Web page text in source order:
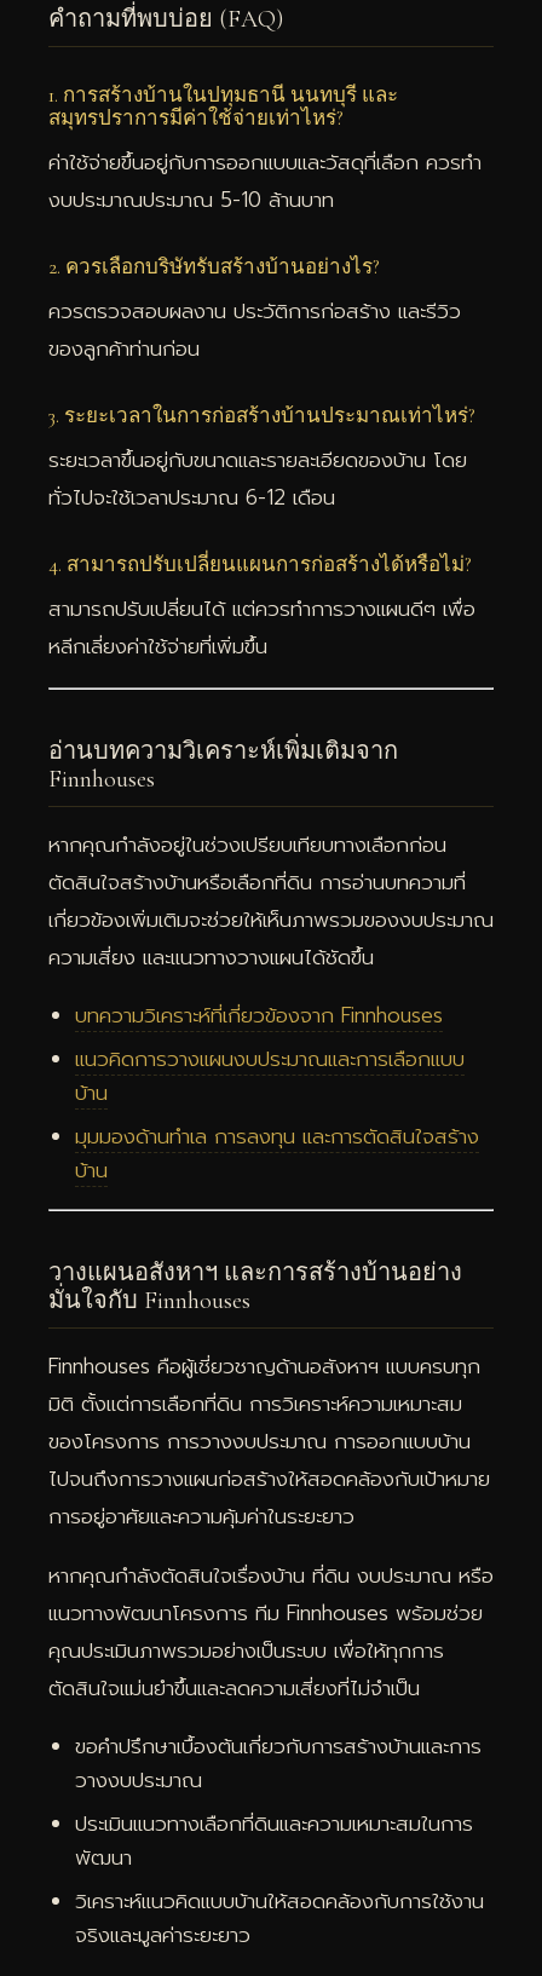
คำถามที่พบบ่อย (FAQ)
1. การสร้างบ้านในปทุมธานี นนทบุรี และ
สมุทรปราการมีค่าใช้จ่ายเท่าไหร่?
ค่าใช้จ่ายขึ้นอยู่กับการออกแบบและวัสดุที่เลือก ควรทำ
งบประมาณประมาณ 5-10 ล้านบาท
2. ควรเลือกบริษัทรับสร้างบ้านอย่างไร?
ควรตรวจสอบผลงาน ประวัติการก่อสร้าง และรีวิว
ของลูกค้าท่านก่อน
3. ระยะเวลาในการก่อสร้างบ้านประมาณเท่าไหร่?
ระยะเวลาขึ้นอยู่กับขนาดและรายละเอียดของบ้าน โดย
ทั่วไปจะใช้เวลาประมาณ 6-12 เดือน
4. สามารถปรับเปลี่ยนแผนการก่อสร้างได้หรือไม่?
สามารถปรับเปลี่ยนได้ แต่ควรทำการวางแผนดีๆ เพื่อ
หลีกเลี่ยงค่าใช้จ่ายที่เพิ่มขึ้น
อ่านบทความวิเคราะห์เพิ่มเติมจาก
Finnhouses
หากคุณกำลังอยู่ในช่วงเปรียบเทียบทางเลือกก่อน
ตัดสินใจสร้างบ้านหรือเลือกที่ดิน การอ่านบทความที่
เกี่ยวข้องเพิ่มเติมจะช่วยให้เห็นภาพรวมของงบประมาณ
ความเสี่ยง และแนวทางวางแผนได้ชัดขึ้น
บทความวิเคราะห์ที่เกี่ยวข้องจาก Finnhouses
แนวคิดการวางแผนงบประมาณและการเลือกแบบ
บ้าน
มุมมองด้านทำเล การลงทุน และการตัดสินใจสร้าง
บ้าน
วางแผนอสังหาฯ และการสร้างบ้านอย่าง
มั่นใจกับ Finnhouses
Finnhouses คือผู้เชี่ยวชาญด้านอสังหาฯ แบบครบทุก
มิติ ตั้งแต่การเลือกที่ดิน การวิเคราะห์ความเหมาะสม
ของโครงการ การวางงบประมาณ การออกแบบบ้าน
ไปจนถึงการวางแผนก่อสร้างให้สอดคล้องกับเป้าหมาย
การอยู่อาศัยและความคุ้มค่าในระยะยาว
หากคุณกำลังตัดสินใจเรื่องบ้าน ที่ดิน งบประมาณ หรือ
แนวทางพัฒนาโครงการ ทีม Finnhouses พร้อมช่วย
คุณประเมินภาพรวมอย่างเป็นระบบ เพื่อให้ทุกการ
ตัดสินใจแม่นยำขึ้นและลดความเสี่ยงที่ไม่จำเป็น
ขอคำปรึกษาเบื้องต้นเกี่ยวกับการสร้างบ้านและการ
วางงบประมาณ
ประเมินแนวทางเลือกที่ดินและความเหมาะสมในการ
พัฒนา
วิเคราะห์แนวคิดแบบบ้านให้สอดคล้องกับการใช้งาน
จริงและมูลค่าระยะยาว